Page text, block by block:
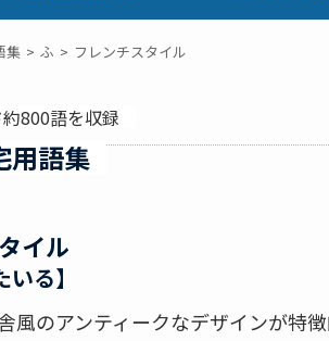
集 ふ フレンチスタイル
800語を収録
用語集
イル
る】
風のアンティークなデザインが特徴